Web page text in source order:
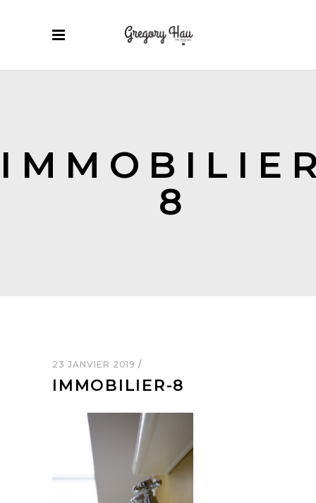
8
23 JANVIER 2019
IMMOBILIER-8